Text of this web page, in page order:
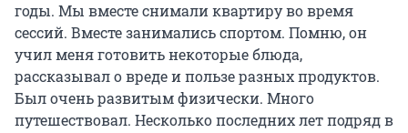
годы. Мы вместе снимали квартиру во время
сессий. Вместе занимались спортом. Помню, он
учил меня готовить некоторые блюда,
рассказывал о вреде и пользе разных продуктов.
Был очень развитым физически. Много
путешествовал. Несколько последних лет подряд в